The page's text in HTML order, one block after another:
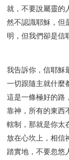
101課程 - 從尋求
103課程 - 聖經學
301課程 - 領袖實
Y136課程 - 如何學
研習會01 - 如何
研習會01 - 得勝教
研習會02 - 醫治釋
研習會02 - 得著
就，不要說屬靈的
然不認識耶穌，但
明，但我們卻是信
我告訴你，信耶穌
一切跟隨主就什麼
這是一條極好的路
靠神，所有的東西
轄制，那就是你太
放在心坎上，相信
踏實地，不要忽悠